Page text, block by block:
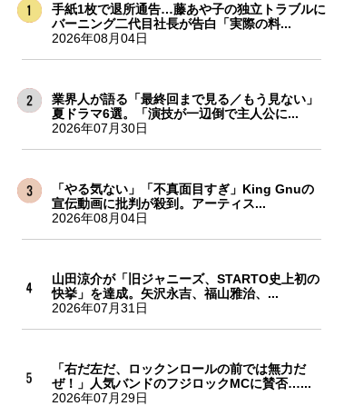
手紙1枚で退所通告…藤あや子の独立トラブルに
バーニング二代目社長が告白「実際の料...
2026年08月04日
業界人が語る「最終回まで見る／もう見ない」
夏ドラマ6選。「演技が一辺倒で主人公に...
2026年07月30日
「やる気ない」「不真面目すぎ」King Gnuの
宣伝動画に批判が殺到。アーティス...
2026年08月04日
山田涼介が「旧ジャニーズ、STARTO史上初の
快挙」を達成。矢沢永吉、福山雅治、...
2026年07月31日
「右だ左だ、ロックンロールの前では無力だ
ぜ！」人気バンドのフジロックMCに賛否…...
2026年07月29日